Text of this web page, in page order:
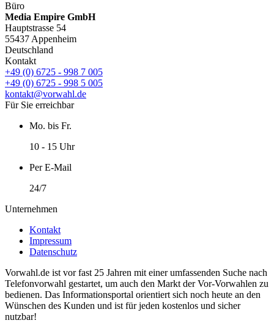
Büro
Media Empire GmbH
Hauptstrasse 54
55437 Appenheim
Deutschland
Kontakt
+49 (0) 6725 - 998 7 005
+49 (0) 6725 - 998 5 005
kontakt@vorwahl.de
Für Sie erreichbar
Mo. bis Fr.
10 - 15 Uhr
Per E-Mail
24/7
Unternehmen
Kontakt
Impressum
Datenschutz
Vorwahl.de ist vor fast 25 Jahren mit einer umfassenden Suche nach
Telefonvorwahl gestartet, um auch den Markt der Vor-Vorwahlen zu
bedienen. Das Informationsportal orientiert sich noch heute an den
Wünschen des Kunden und ist für jeden kostenlos und sicher
nutzbar!